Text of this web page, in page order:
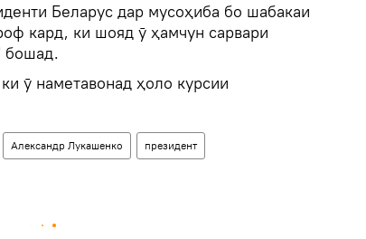
Беларус дар мусоҳиба бо шабакаи
кард, ки шояд ӯ ҳамчун сарвари
бошад.
ӯ наметавонад ҳоло курсии
Александр Лукашенко президент